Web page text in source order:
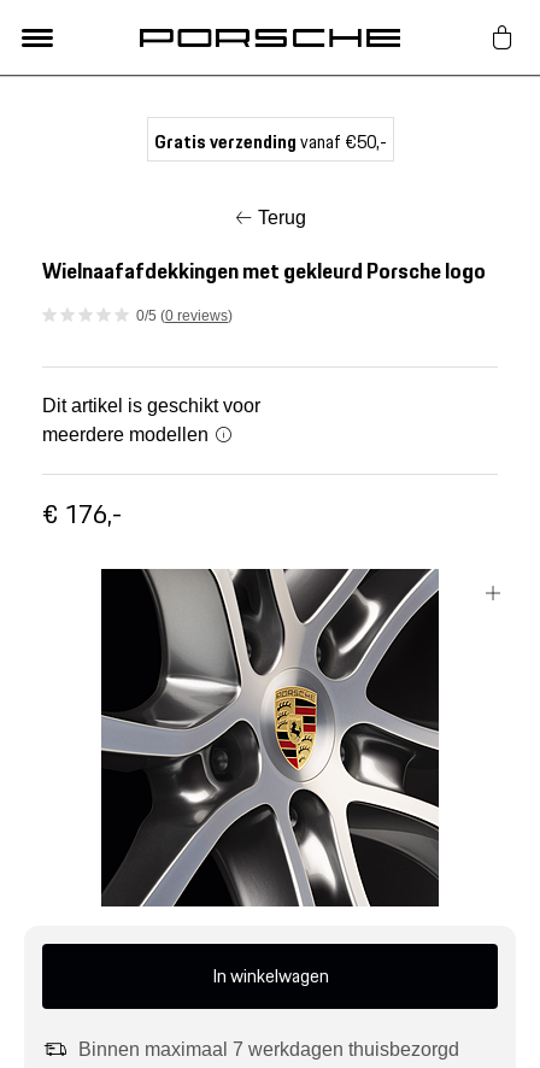
Nieuw
Acties
Porsche finder
Klantenservice
Meer Porsche
Porsche informatie
Gratis verzendingvanaf €50,-
Terug
Wielnaafafdekkingen met gekleurd Porsche logo
0/5 (0 reviews)
Dit artikel is geschikt voor
meerdere modellen
€ 176,-
In winkelwagen
Binnen maximaal 7 werkdagen thuisbezorgd